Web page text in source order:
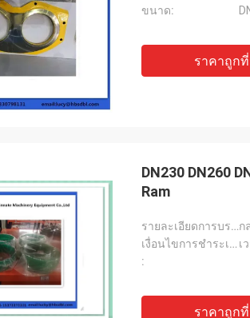
ขนาด:
ราคาถูก
DN230 DN260
Ram
รายละเอียดการบรรจุ:ก
เงื่อนไขการชำระเงิน: เ
:
ราคาถูก